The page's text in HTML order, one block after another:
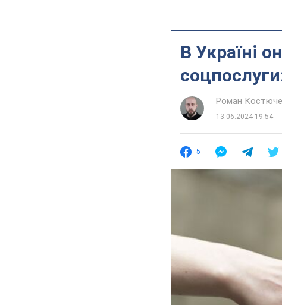
В Україні
Роман
13.06.2024 19:54
5